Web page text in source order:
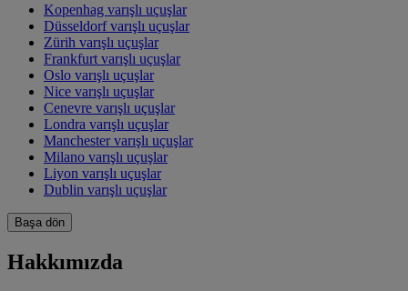
Kopenhag varışlı uçuşlar
Düsseldorf varışlı uçuşlar
Zürih varışlı uçuşlar
Frankfurt varışlı uçuşlar
Oslo varışlı uçuşlar
Nice varışlı uçuşlar
Cenevre varışlı uçuşlar
Londra varışlı uçuşlar
Manchester varışlı uçuşlar
Milano varışlı uçuşlar
Liyon varışlı uçuşlar
Dublin varışlı uçuşlar
Başa dön
Hakkımızda